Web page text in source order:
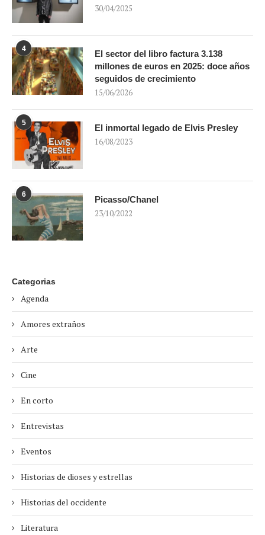
30/04/2025
4
El sector del libro factura 3.138
millones de euros en 2025: doce años
seguidos de crecimiento
15/06/2026
5
El inmortal legado de Elvis Presley
16/08/2023
6
Picasso/Chanel
23/10/2022
Categorias
Agenda
Amores extraños
Arte
Cine
En corto
Entrevistas
Eventos
Historias de dioses y estrellas
Historias del occidente
Literatura